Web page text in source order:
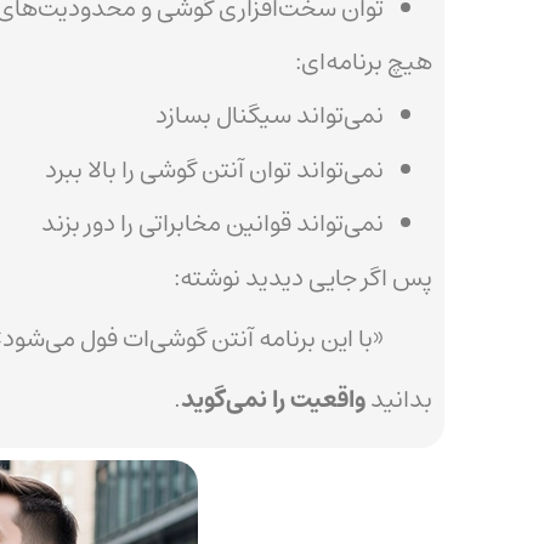
توان سخت‌افزاری گوشی و محدودیت‌های
هیچ برنامه‌ای:
نمی‌تواند سیگنال بسازد
نمی‌تواند توان آنتن گوشی را بالا ببرد
نمی‌تواند قوانین مخابراتی را دور بزند
پس اگر جایی دیدید نوشته:
«با این برنامه آنتن گوشی‌ات فول
بدانیدواقعیت را نمی‌گوید.